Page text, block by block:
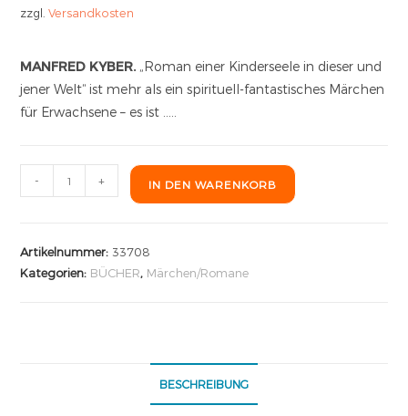
zzgl.Versandkosten
MANFRED KYBER. „Roman einer Kinderseele in dieser und
jener Welt“ ist mehr als ein spirituell-fantastisches Märchen
für Erwachsene – es ist …..
- + IN DEN WARENKORB
Artikelnummer: 33708
Kategorien: BÜCHER, Märchen/Romane
BESCHREIBUNG